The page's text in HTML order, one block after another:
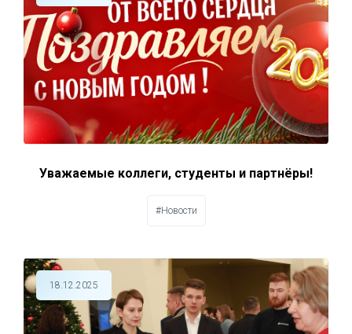
Уважаемые коллеги, студенты и партнёры!
#Новости
18.12.2025